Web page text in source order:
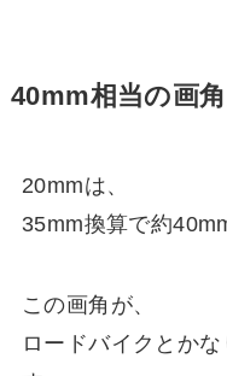
40mm相当の画
20mmは、
35mm換算で約
この画角が、
ロードバイクとか